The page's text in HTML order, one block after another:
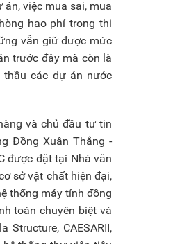
việc mua sai, mua
hao phí trong thi
vẫn giữ được mức
trước đây mà còn là
thầu các dự án nước
và chủ đầu tư tin
Đồng Xuân Thắng -
được đặt tại Nhà văn
sở vật chất hiện đại,
thống máy tính đồng
toán chuyên biệt và
Structure, CAESARII,